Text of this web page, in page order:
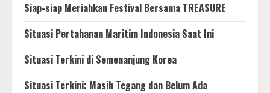
Siap-siap Meriahkan Festival Bersama TREASURE
Situasi Pertahanan Maritim Indonesia Saat Ini
Situasi Terkini di Semenanjung Korea
Situasi Terkini: Masih Tegang dan Belum Ada